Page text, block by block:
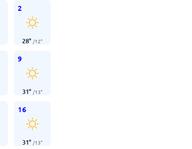
2
28° /12°
9
31° /13°
16
31° /13°